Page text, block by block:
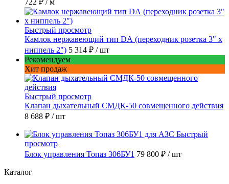
722 ₽ / м
Быстрый просмотр
Камлок нержавеющий тип DА (переходник розетка 3" х
ниппель 2") 5 314 ₽ / шт
Рекомендуем
Хит продаж
Быстрый просмотр
Клапан дыхательный СМДК-50 совмещенного действия
8 688 ₽ / шт
Быстрый
просмотр
Блок управления Топаз 306БУ1 79 800 ₽ / шт
Каталог